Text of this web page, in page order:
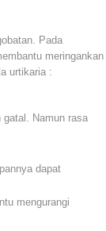
Pada
meringankan
urtikaria :
gatal. Namun rasa
dapat
mengurangi